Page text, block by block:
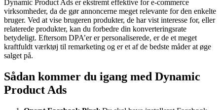
Ads?
Dynamic Product Ads er ekstremt effektive for e-commerce
virksomheder, da de gør annoncerne meget relevante for den enkelte
bruger. Ved at vise brugeren produkter, de har vist interesse for, eller
relaterede produkter, kan du forbedre din konverteringsrate
kraftfuldt værktøj til remarketing og er et af de bedste måder at øge
salget på.